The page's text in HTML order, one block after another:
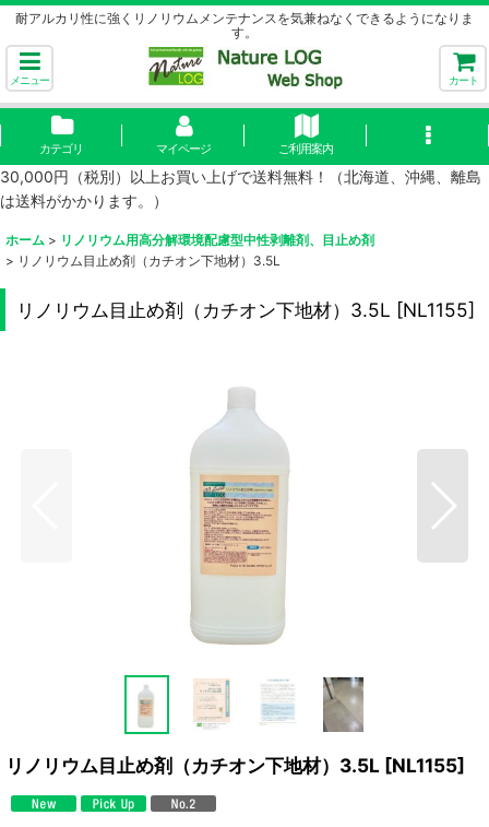
耐アルカリ性に強くリノリウムメンテナンスを気兼ねなくできるようになりま
す。
メニュー カート
カテゴリ マイページ ご利用案内
30,000円（税別）以上お買い上げで送料無料！（北海道、沖縄、離島
は送料がかかります。）
ホーム > リノリウム用高分解環境配慮型中性剥離剤、目止め剤
> リノリウム目止め剤（カチオン下地材）3.5L
リノリウム目止め剤（カチオン下地材）3.5L [NL1155]
リノリウム目止め剤（カチオン下地材）3.5L [NL1155]